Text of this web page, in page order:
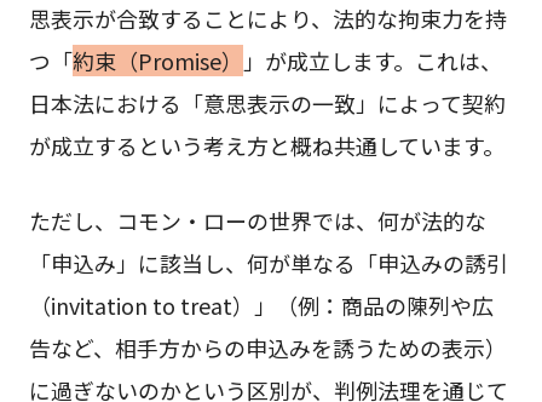
思表示が合致することにより、法的な拘束力を持
つ「約束（Promise）
」が成立します。これは、
日本法における「意思表示の一致」によって契約
が成立するという考え方と概ね共通しています。
ただし、コモン・ローの世界では、何が法的な
「申込み」に該当し、何が単なる「申込みの誘引
（invitation to treat）」（例：商品の陳列や広
告など、相手方からの申込みを誘うための表示）
に過ぎないのかという区別が、判例法理を通じて